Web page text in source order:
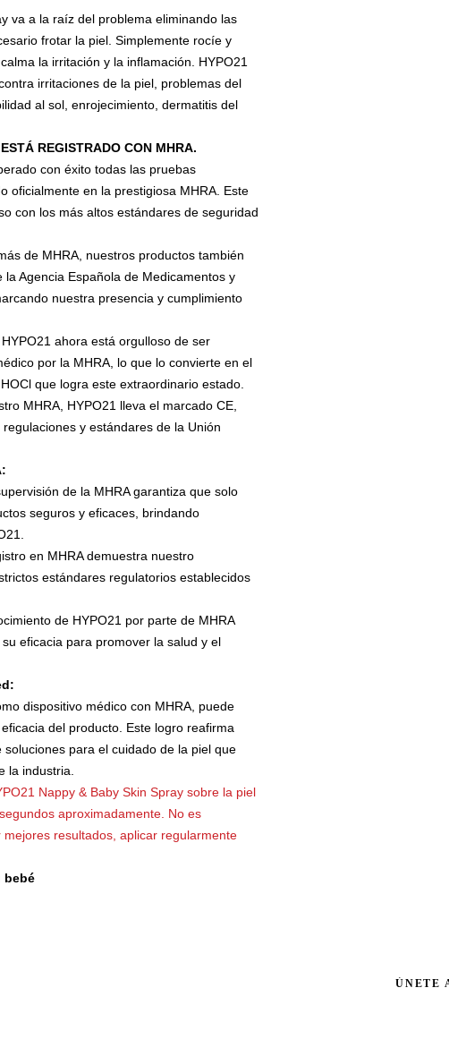
va a la raíz del problema eliminando las
frotar la piel. Simplemente rocíe y
la irritación y la inflamación. HYPO21
irritaciones de la piel, problemas del
al sol, enrojecimiento, dermatitis del
ESTÁ REGISTRADO CON MHRA.
con éxito todas las pruebas
oficialmente en la prestigiosa MHRA. Este
con los más altos estándares de seguridad
de MHRA, nuestros productos también
Agencia Española de Medicamentos y
nuestra presencia y cumplimiento
HYPO21 ahora está orgulloso de ser
por la MHRA, lo que lo convierte en el
que logra este extraordinario estado.
MHRA, HYPO21 lleva el marcado CE,
y estándares de la Unión
de la MHRA garantiza que solo
seguros y eficaces, brindando
en MHRA demuestra nuestro
estándares regulatorios establecidos
de HYPO21 por parte de MHRA
eficacia para promover la salud y el
dispositivo médico con MHRA, puede
del producto. Este logro reafirma
para el cuidado de la piel que
la industria.
Nappy & Baby Skin Spray sobre la piel
aproximadamente. No es
resultados, aplicar regularmente
bebé